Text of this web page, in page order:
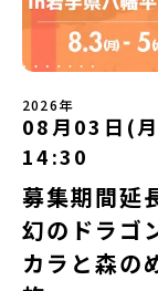
い。プログラム開
絡日：お支払いい
料・20日目-8日目
加またはプログラ
どの状況等によって
は原則、開催日1週
に達しなかった場合
にてご連絡いたしま
についてはこちらを
ム主催：一般財団法
ある若者にあふれ
ンを掲げ、2017年3
ためし地域留学」
知りたい方や、お
ライン配信を行い
つのステップをご
（アーカイブ動画
りたい方へ〜日本全
し地域留学」の魅力
す。初めての一人旅
る]YouTube：
「平取町」の内容を
うえで、「平取町
という疑問にお答え
発しませんか？ 体
定）＜１日目＞（
「大樹町の自然を
樹高校見学・寮見
との対話「大樹町
イーツ（PM）「
ーSORA見学 -モデ
BBQ」 -さらに仲間
＞（AM）「3日間
場の舞台裏。フィ
れ合おう「ランチ/
了-とかち帯広空港
れない景色と、地
す。400年前から
ために築いた「出
150軒のお屋敷の
士が歩いた道を、自
セル。真っ青な海へ
い）は穏やかなリア
きたい景色です。出
つの学科。金属加
る環境。「高校生も
会2位に輝くなど、
でモノをつくる時間
で形をつくったり
&quot;でモノづく
2026年
08月03日(
14:30
募集期間延
幻のドラゴ
カラと森の